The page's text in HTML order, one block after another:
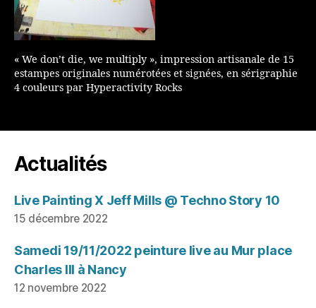
« We don’t die, we multiply », impression artisanale de 15
estampes originales numérotées et signées, en sérigraphie
4 couleurs par Hyperactivity Rocks
Actualités
Live Painting X Jeff Mills @ Techno Story 10
15 décembre 2022
Samedi 19/11/2022 peinture live au Mur place
Charles III à Nancy
12 novembre 2022